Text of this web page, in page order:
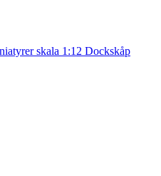
skala 1:12 Dockskåp